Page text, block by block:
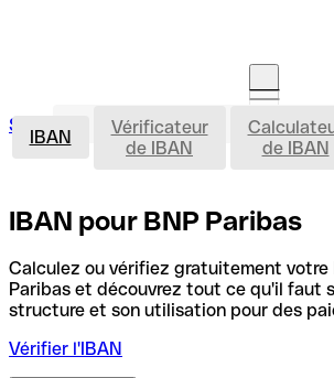
Se connecterOuvrir un compte IBAN
IBAN
Vérificateur
de IBAN
de IBAN
IBAN pour BNP Paribas
Calculez ou vérifiez gratuitement votre
Paribas et découvrez tout ce qu'il faut
structure et son utilisation pour des
Vérifier l'IBAN